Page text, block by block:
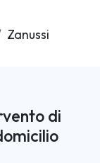
Zanussi
di